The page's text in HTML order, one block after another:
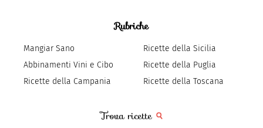
Rubriche
Mangiar Sano
Abbinamenti Vini e Cibo
Ricette della Campania
Ricette della Sicilia
Ricette della Puglia
Ricette della Toscana
Trova ricette